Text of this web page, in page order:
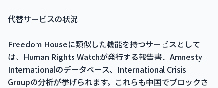
代替サービスの状況
Freedom Houseに類似した機能を持つサービスとして
は、Human Rights Watchが発行する報告書、Amnesty
Internationalのデータベース、International Crisis
Groupの分析が挙げられます。これらも中国でブロックさ